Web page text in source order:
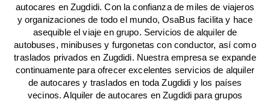
autocares en Zugdidi. Con la confianza de miles de viajeros
y organizaciones de todo el mundo, OsaBus facilita y hace
asequible el viaje en grupo. Servicios de alquiler de
autobuses, minibuses y furgonetas con conductor, así como
traslados privados en Zugdidi. Nuestra empresa se expande
continuamente para ofrecer excelentes servicios de alquiler
de autocares y traslados en toda Zugdidi y los países
vecinos. Alquiler de autocares en Zugdidi para grupos